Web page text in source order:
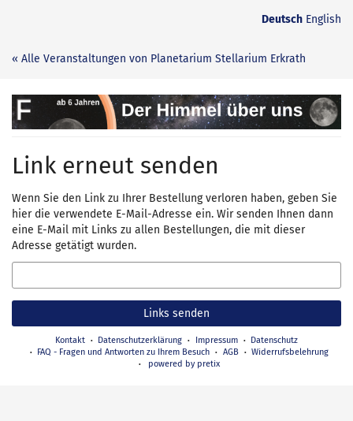
springen
Deutsch English
« Alle Veranstaltungen von Planetarium Stellarium Erkrath
Der
über
uns
Link erneut senden
Wenn Sie den Link zu Ihrer Bestellung verloren haben, geben Sie
hier die verwendete E-Mail-Adresse ein. Wir senden Ihnen dann
eine E-Mail mit Links zu allen Bestellungen, die mit dieser
Adresse getätigt wurden.
E-
Mail
Links senden
Kontakt Datenschutzerklärung Impressum
Datenschutz
FAQ - Fragen und Antworten zu Ihrem Besuch
AGB
Widerrufsbelehrung
powered by pretix